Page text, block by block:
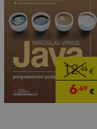
12,46€
6,69€